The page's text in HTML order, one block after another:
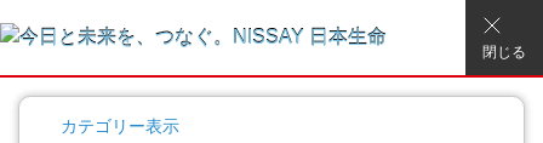
閉じる
カテゴリー表示